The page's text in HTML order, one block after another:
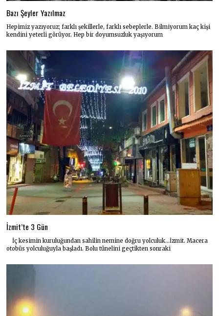
Bazı Şeyler Yazılmaz
Hepimiz yazıyoruz; farklı şekillerle, farklı sebeplerle. Bilmiyorum kaç kişi
kendini yeterli görüyor. Hep bir doyumsuzluk yaşıyorum
İzmit’te 3 Gün
İç kesimin kuruluğundan sahilin nemine doğru yolculuk…İzmit. Macera
otobüs yolculuğuyla başladı. Bolu tünelini geçtikten sonraki